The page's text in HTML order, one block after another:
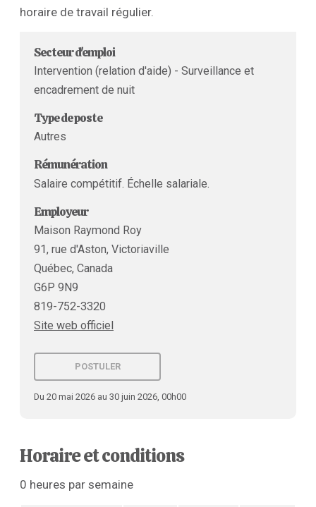
horaire de travail régulier.
Secteur d'emploi
Intervention (relation d'aide) - Surveillance et
encadrement de nuit
Type de poste
Autres
Rémunération
Salaire compétitif. Échelle salariale.
Employeur
Maison Raymond Roy
91, rue d'Aston, Victoriaville
Québec, Canada
G6P 9N9
819-752-3320
Site web officiel
POSTULER
Du 20 mai 2026 au 30 juin 2026, 00h00
Horaire et conditions
0 heures par semaine